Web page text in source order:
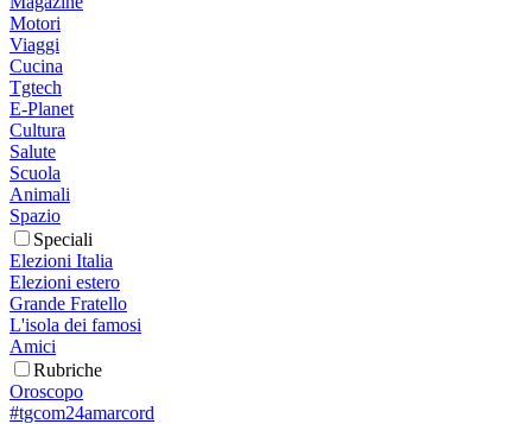
Motori
Viaggi
Cucina
Tgtech
E-Planet
Cultura
Salute
Scuola
Animali
Spazio
Speciali
Elezioni Italia
Elezioni estero
Grande Fratello
L'isola dei famosi
Amici
Rubriche
Oroscopo
#tgcom24amarcord